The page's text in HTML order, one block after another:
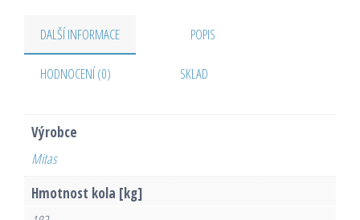
DALŠÍ INFORMACE POPIS
HODNOCENÍ (0) SKLAD
Výrobce
Mitas
Hmotnost kola [kg]